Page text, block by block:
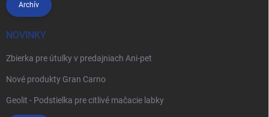
Archív
NOVINKY
Zbierka pre útulky v predajniach Ani-pet
Nové produkty Gran Carno
Geolit - Podstielka pre citlivé mačacie labky